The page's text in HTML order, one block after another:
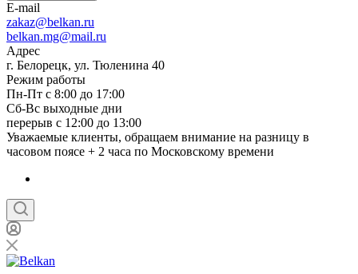
E-mail
zakaz@belkan.ru
belkan.mg@mail.ru
Адрес
г. Белорецк, ул. Тюленина 40
Режим работы
Пн-Пт с 8:00 до 17:00
Сб-Вс выходные дни
перерыв с 12:00 до 13:00
Уважаемые клиенты, обращаем внимание на разницу в
часовом поясе + 2 часа по Московскому времени